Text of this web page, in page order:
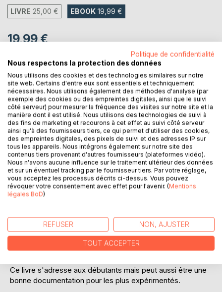
LIVRE 25,00 € EBOOK 19,99 €
19,99 €
Téléchargement disponible dès maintenant
AJOUTER AU PANIER
Ajouter à ma liste d'envies
Laisser un avis
Manuel de réparation pour le Finetta 99 un petit appareil
photo très agréable qui a tout d'un grand.
Ce livre s'adresse aux débutants mais peut aussi être une
bonne documentation pour les plus expérimentés.
Politique de confidentialité
Nous respectons la protection des données
Nous utilisons des cookies et des technologies similaires sur notre
site web. Certains d'entre eux sont essentiels et techniquement
nécessaires. Nous utilisons également des méthodes d'analyse (par
exemple des cookies ou des empreintes digitales, ainsi que le suivi
côté serveur) pour mesurer la fréquence des visites sur notre site et la
manière dont il est utilisé. Nous utilisons des technologies de suivi à
des fins de marketing et recourons à cet effet au suivi côté serveur
ainsi qu'à des fournisseurs tiers, ce qui permet d'utiliser des cookies,
des empreintes digitales, des pixels de suivi et des adresses IP sur
tous les appareils. Nous intégrons également sur notre site des
contenus tiers provenant d'autres fournisseurs (plateformes vidéo).
Nous n'avons aucune influence sur le traitement ultérieur des données
et sur un éventuel tracking par le fournisseur tiers. Par votre réglage,
vous acceptez les processus décrits ci-dessus. Vous pouvez
révoquer votre consentement avec effet pour l'avenir. (Mentions
légales BoD)
REFUSER NON, AJUSTER
TOUT ACCEPTER